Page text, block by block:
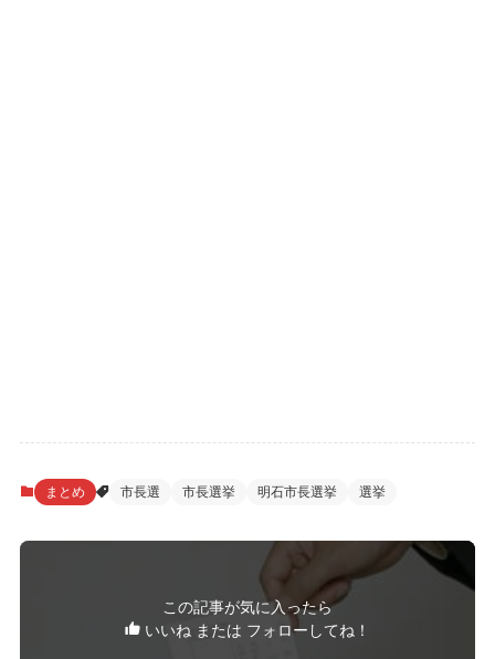
まとめ 市長選 市長選挙 明石市長選挙 選挙
この記事が気に入ったら
いいね または フォローしてね！